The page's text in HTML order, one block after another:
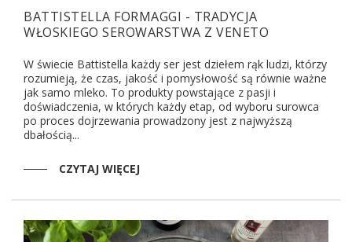
BATTISTELLA FORMAGGI - TRADYCJA
WŁOSKIEGO SEROWARSTWA Z VENETO
W świecie Battistella każdy ser jest dziełem rąk ludzi, którzy
rozumieją, że czas, jakość i pomysłowość są równie ważne
jak samo mleko. To produkty powstające z pasji i
doświadczenia, w których każdy etap, od wyboru surowca
po proces dojrzewania prowadzony jest z najwyższą
dbałością...
CZYTAJ WIĘCEJ